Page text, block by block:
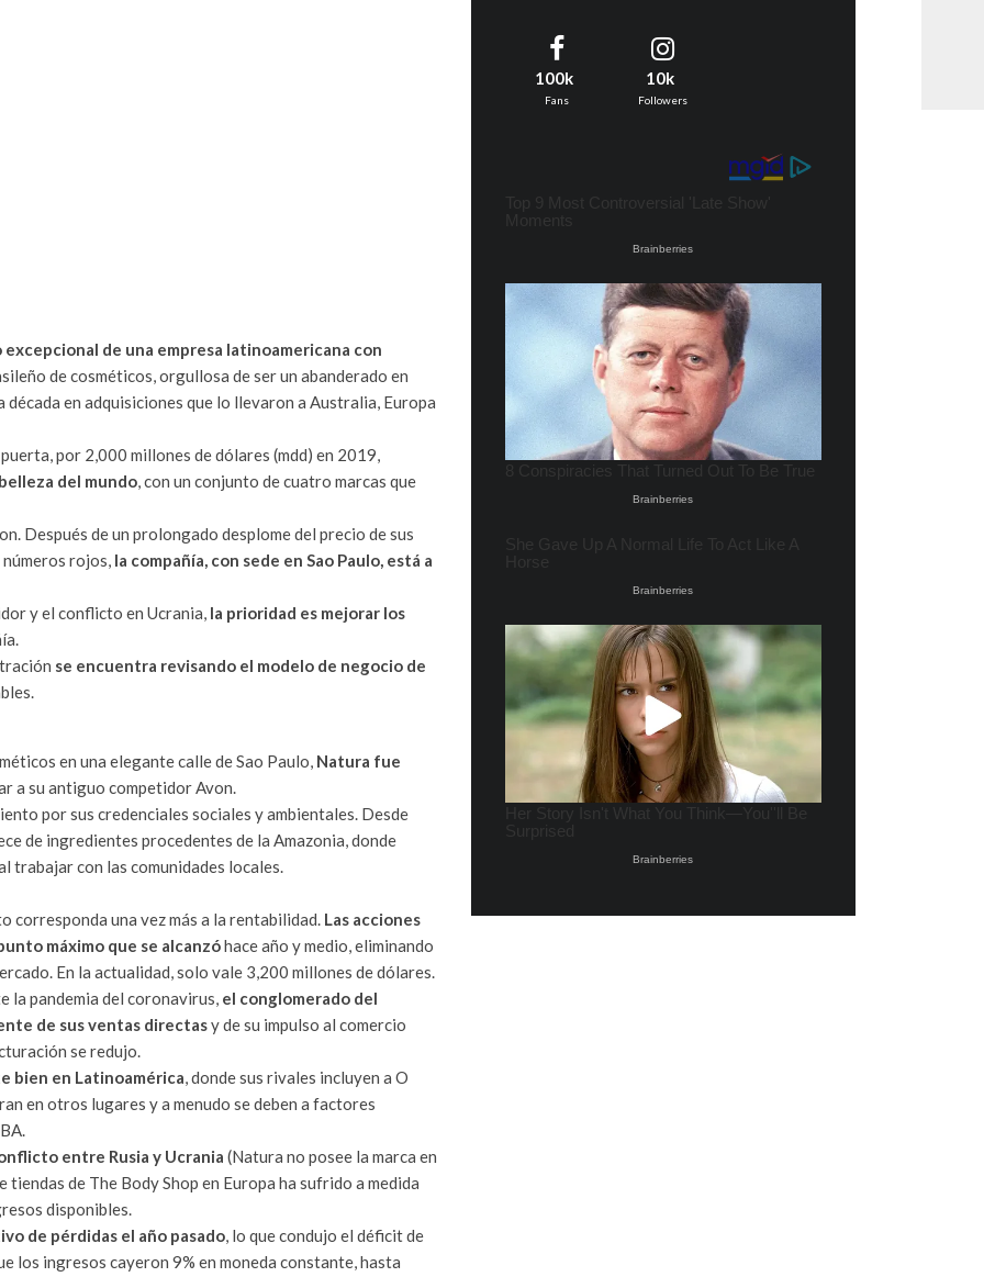
excepcional de una empresa latinoamericana con
de cosméticos, orgullosa de ser un abanderado en
década en adquisiciones que lo llevaron a Australia, Europa
por 2,000 millones de dólares (mdd) en 2019,
del mundo, con un conjunto de cuatro marcas que
Después de un prolongado desplome del precio de sus
números rojos, la compañía, con sede en Sao Paulo, está a
y el conflicto en Ucrania, la prioridad es mejorar los
se encuentra revisando el modelo de negocio de
en una elegante calle de Sao Paulo, Natura fue
a su antiguo competidor Avon.
por sus credenciales sociales y ambientales. Desde
de ingredientes procedentes de la Amazonia, donde
trabajar con las comunidades locales.
corresponda una vez más a la rentabilidad. Las acciones
máximo que se alcanzóhace año y medio, eliminando
En la actualidad, solo vale 3,200 millones de dólares.
la pandemia del coronavirus, el conglomerado del
de sus ventas directasy de su impulso al comercio
se redujo.
bien en Latinoamérica, donde sus rivales incluyen a O
en otros lugares y a menudo se deben a factores
entre Rusia y Ucrania (Natura no posee la marca en
de The Body Shop en Europa ha sufrido a medida
disponibles.
de pérdidas el año pasado, lo que condujo el déficit de
los ingresos cayeron 9% en moneda constante, hasta
100k
Fans
10k
Followers